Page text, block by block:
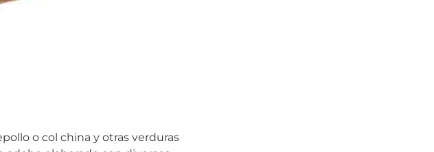
o col china y otras verduras